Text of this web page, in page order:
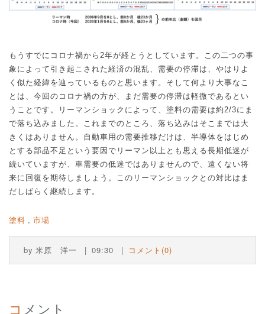
もうすでにコロナ禍から 2年が経とうとしています。この二つの事
象によって引き起こされた経済の混乱、需要の停滞は、やはりよ
く似た経緯を辿っているものと思います。そして何より大事なこ
とは、今回のコロナ禍の方が、まだ需要の停滞は軽微であるとい
うことです。リーマンショックによって、塗料の需要は約 2/3にま
で落ち込みました。これまでのところ、落ち込みはそこまでは大
きくはありません。自動車用の需要推移だけは、半導体をはじめ
とする部品不足という要因でリーマン以上とも思える長期低迷が
続いていますが、車需要の低迷ではありませんので、遠くない将
来に回復を期待しましょう。このリーマンショックとの対比はま
だしばらく継続します。
塗料 市場
by 米原 洋一 09:30 コメント(0)
コメント